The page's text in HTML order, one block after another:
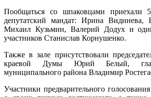
Пообщаться со шпаковцами приехали
депутатский мандат: Ирина Видинева,
Михаил Кузьмин, Валерий Додух и
участников Станислав Корнушенко.
Также в зале присутствовали
краевой Думы Юрий Белый,
муниципального района Владимир
Участники предварительного